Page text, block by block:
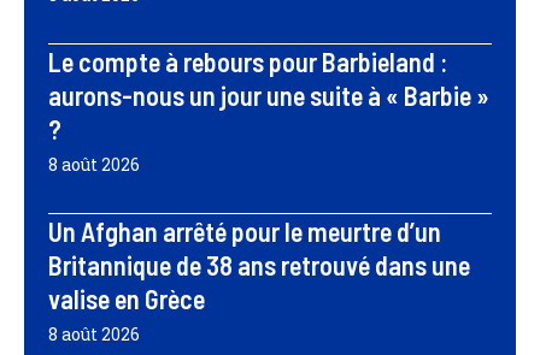
Le compte à rebours pour Barbieland :
aurons-nous un jour une suite à « Barbie »
?
8 août 2026
Un Afghan arrêté pour le meurtre d’un
Britannique de 38 ans retrouvé dans une
valise en Grèce
8 août 2026